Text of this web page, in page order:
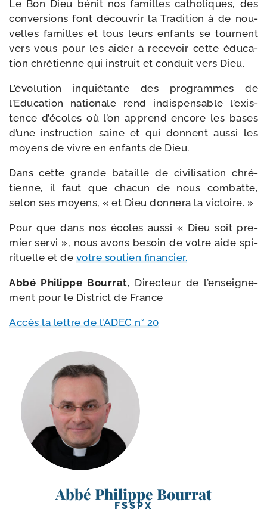
Le Bon Dieu bénit nos familles catho­liques, des
conver­sions font décou­vrir la Tradition à de nou­
velles familles et tous leurs enfants se tournent
vers vous pour les aider à rece­voir cette édu­ca­
tion chré­tienne qui ins­truit et conduit vers Dieu.
L’évolution inquié­tante des pro­grammes de
l’Education natio­nale rend indis­pen­sable l’exis­
tence d’é­coles où l’on apprend encore les bases
d’une ins­truc­tion saine et qui donnent aus­si les
moyens de vivre en enfants de Dieu.
Dans cette grande bataille de civi­li­sa­tion chré­
tienne, il faut que cha­cun de nous com­batte,
selon ses moyens, « et Dieu don­ne­ra la victoire. »
Pour que dans nos écoles aus­si « Dieu soit pre­
mier ser­vi », nous avons besoin de votre aide spi­
ri­tuelle et de votre sou­tien financier.
Abbé Philippe Bourrat, Directeur de l’en­sei­gne­
ment pour le District de France
Accès la lettre de l’ADEC n° 20
Abbé Philippe Bourrat
FSSPX